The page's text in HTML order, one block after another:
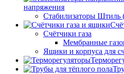
напряжения
Стабилизаторы Штиль
Счётчики газа
Мембранные
Ящики и корпуса для